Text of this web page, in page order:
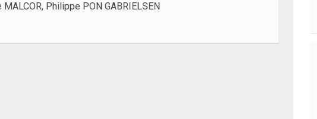
Philippe PON GABRIELSEN